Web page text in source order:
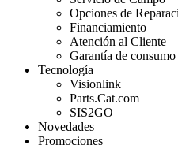
Opciones de
Financiamiento
Atención al Cliente
Garantía de
Tecnología
Visionlink
Parts.Cat.com
SIS2GO
Novedades
Promociones